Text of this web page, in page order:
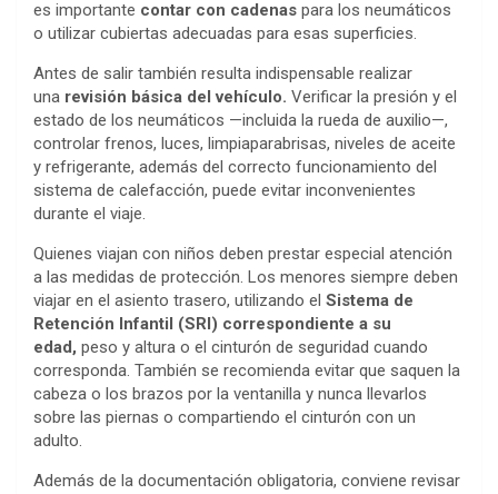
es importante contar con cadenas para los neumáticos
o utilizar cubiertas adecuadas para esas superficies.
Antes de salir también resulta indispensable realizar
una revisión básica del vehículo. Verificar la presión y el
estado de los neumáticos —incluida la rueda de auxilio—,
controlar frenos, luces, limpiaparabrisas, niveles de aceite
y refrigerante, además del correcto funcionamiento del
sistema de calefacción, puede evitar inconvenientes
durante el viaje.
Quienes viajan con niños deben prestar especial atención
a las medidas de protección. Los menores siempre deben
viajar en el asiento trasero, utilizando el Sistema de
Retención Infantil (SRI) correspondiente a su
edad, peso y altura o el cinturón de seguridad cuando
corresponda. También se recomienda evitar que saquen la
cabeza o los brazos por la ventanilla y nunca llevarlos
sobre las piernas o compartiendo el cinturón con un
adulto.
Además de la documentación obligatoria, conviene revisar